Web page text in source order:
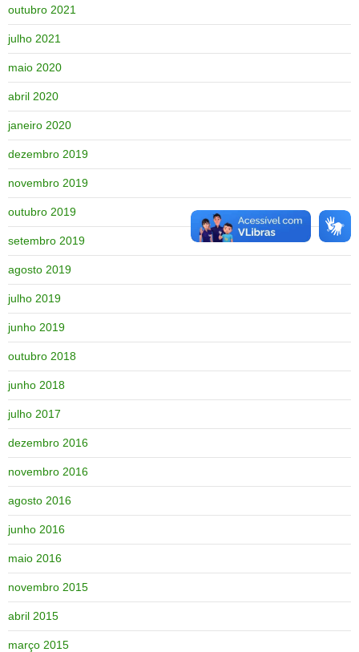
outubro 2021
julho 2021
maio 2020
abril 2020
janeiro 2020
dezembro 2019
novembro 2019
outubro 2019
setembro 2019
agosto 2019
julho 2019
junho 2019
outubro 2018
junho 2018
julho 2017
dezembro 2016
novembro 2016
agosto 2016
junho 2016
maio 2016
novembro 2015
abril 2015
março 2015